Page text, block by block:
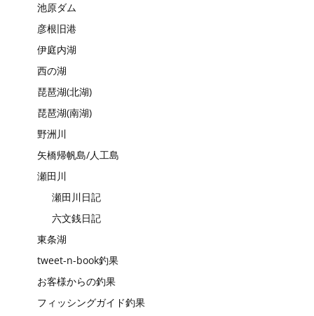
池原ダム
彦根旧港
伊庭内湖
西の湖
琵琶湖(北湖)
琵琶湖(南湖)
野洲川
矢橋帰帆島/人工島
瀬田川
瀬田川日記
六文銭日記
東条湖
tweet-n-book釣果
お客様からの釣果
フィッシングガイド釣果